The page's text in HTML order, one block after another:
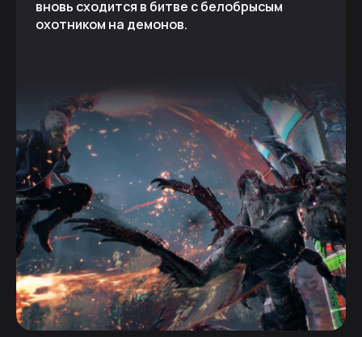
вновь сходится в битве с белобрысым
охотником на демонов.